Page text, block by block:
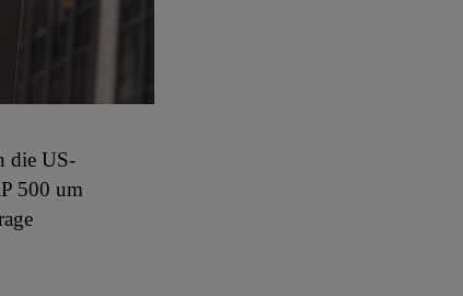
die US-
500 um